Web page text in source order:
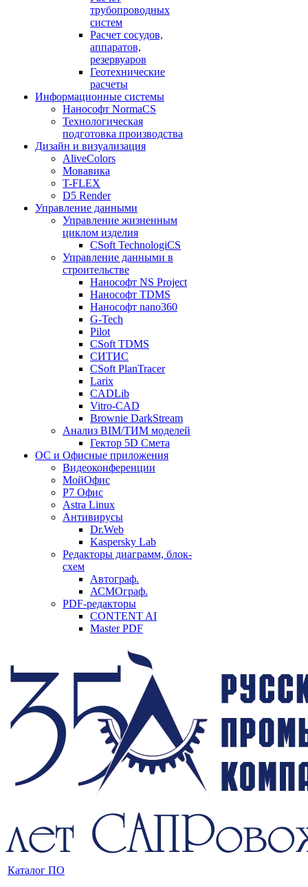
трубопроводных
систем
Расчет сосудов,
аппаратов,
резервуаров
Геотехнические
расчеты
Информационные системы
Нанософт NormaCS
Технологическая
подготовка производства
Дизайн и визуализация
AliveColors
Мовавика
T-FLEX
D5 Render
Управление данными
Управление жизненным
циклом изделия
CSoft TechnologiCS
Управление данными в
строительстве
Нанософт NS Project
Нанософт TDMS
Нанософт nano360
G-Tech
Pilot
CSoft TDMS
СИТИС
CSoft PlanTracer
Larix
CADLib
Vitro-CAD
Brownie DarkStream
Анализ BIM/ТИМ моделей
Гектор 5D Смета
ОС и Офисные приложения
Видеоконференции
МойОфис
P7 Офис
Astra Linux
Антивирусы
Dr.Web
Kaspersky Lab
Редакторы диаграмм, блок-
схем
Автограф.
АСМОграф.
PDF-редакторы
CONTENT AI
Master PDF
Каталог ПО